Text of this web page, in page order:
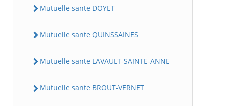
Mutuelle sante DOYET
Mutuelle sante QUINSSAINES
Mutuelle sante LAVAULT-SAINTE-ANNE
Mutuelle sante BROUT-VERNET